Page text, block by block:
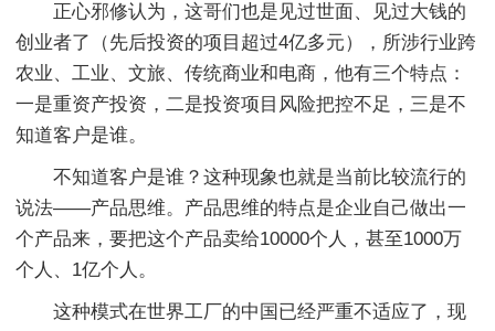
正心邪修认为，这哥们也是见过世面、见过大钱的
创业者了（先后投资的项目超过4亿多元），所涉行业跨
农业、工业、文旅、传统商业和电商，他有三个特点：
一是重资产投资，二是投资项目风险把控不足，三是不
知道客户是谁。
不知道客户是谁？这种现象也就是当前比较流行的
说法——产品思维。产品思维的特点是企业自己做出一
个产品来，要把这个产品卖给10000个人，甚至1000万
个人、1亿个人。
这种模式在世界工厂的中国已经严重不适应了，现